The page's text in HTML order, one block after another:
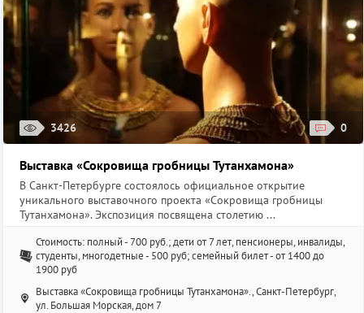
3426 0
Выставка «Сокровища гробницы Тутанхамона»
В Санкт-Петербурге состоялось официальное открытие
уникального выставочного проекта «Сокровища гробницы
Тутанхамона». Экспозиция посвящена столетию ...
Стоимость: полный - 700 руб.; дети от 7 лет, пенсионеры, инвалиды,
студенты, многодетные - 500 руб; семейный билет - от 1400 до
1900 руб
Выставка «Сокровища гробницы Тутанхамона»., Санкт-Петербург,
ул. Большая Морская, дом 7